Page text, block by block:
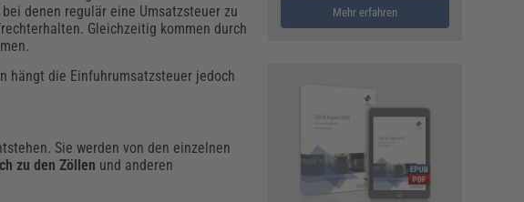
denen regulär eine Umsatzsteuer zu
Gleichzeitig kommen durch
hängt die Einfuhrumsatzsteuer jedoch
Sie werden von den einzelnen
zu den Zöllen und anderen
Mehr erfahren